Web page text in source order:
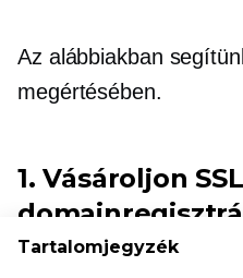
Az alábbiakban
megértésében.
1. Vásároljon
Tartalomjegyzék